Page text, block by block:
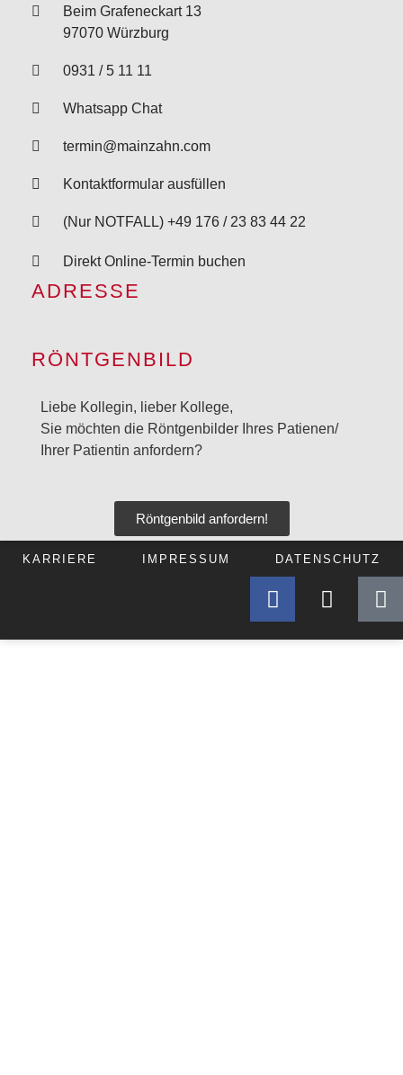
Beim Grafeneckart 13
97070 Würzburg
0931 / 5 11 11
Whatsapp Chat
termin@mainzahn.com
Kontaktformular ausfüllen
(Nur NOTFALL) +49 176 / 23 83 44 22
Direkt Online-Termin buchen
ADRESSE
RÖNTGENBILD
Liebe Kollegin, lieber Kollege,
Sie möchten die Röntgenbilder Ihres Patienen/
Ihrer Patientin anfordern?
Röntgenbild anfordern!
KARRIERE IMPRESSUM DATENSCHUTZ